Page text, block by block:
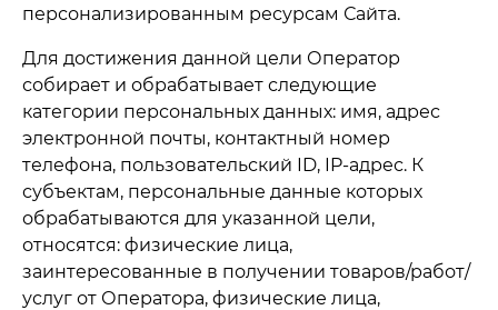
персонализированным ресурсам Сайта.
Для достижения данной цели Оператор
собирает и обрабатывает следующие
категории персональных данных: имя, адрес
электронной почты, контактный номер
телефона, пользовательский ID, IP-адрес. К
субъектам, персональные данные которых
обрабатываются для указанной цели,
относятся: физические лица,
заинтересованные в получении товаров/работ/
услуг от Оператора, физические лица,